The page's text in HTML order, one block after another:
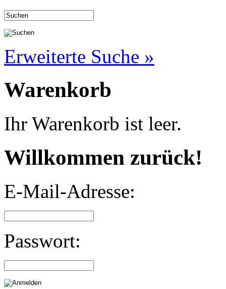
Erweiterte Suche »
Warenkorb
Ihr Warenkorb ist leer.
Willkommen zurück!
E-Mail-Adresse:
Passwort: